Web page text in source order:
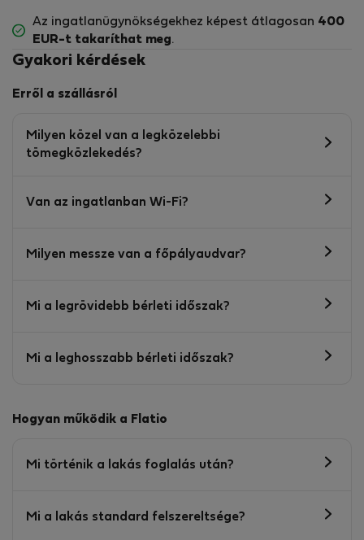
Az ingatlanügynökségekhez képest átlagosan 400
EUR-t takaríthat meg.
Gyakori kérdések
Erről a szállásról
Milyen közel van a legközelebbi
tömegközlekedés?
Van az ingatlanban Wi-Fi?
Milyen messze van a főpályaudvar?
Mi a legrövidebb bérleti időszak?
Mi a leghosszabb bérleti időszak?
Hogyan működik a Flatio
Mi történik a lakás foglalás után?
Mi a lakás standard felszereltsége?